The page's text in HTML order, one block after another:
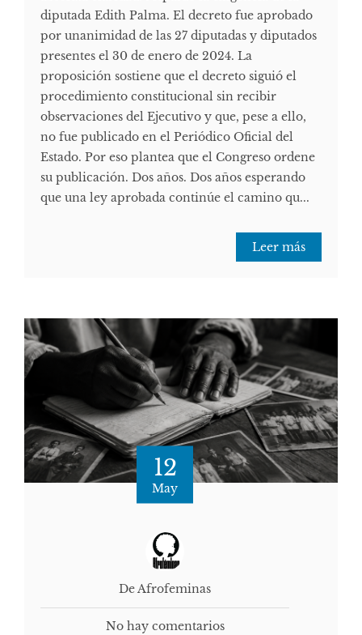
diputada Edith Palma. El decreto fue aprobado
por unanimidad de las 27 diputadas y diputados
presentes el 30 de enero de 2024. La
proposición sostiene que el decreto siguió el
procedimiento constitucional sin recibir
observaciones del Ejecutivo y que, pese a ello,
no fue publicado en el Periódico Oficial del
Estado. Por eso plantea que el Congreso ordene
su publicación. Dos años. Dos años esperando
que una ley aprobada continúe el camino qu...
Leer más
12
May
De Afrofeminas
No hay comentarios